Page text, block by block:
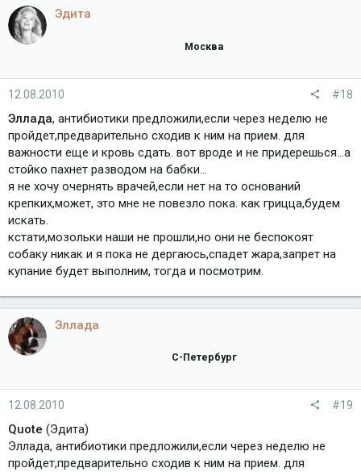
Эдита
Москва
12.08.2010 #18
Эллада, антибиотики предложили,если через неделю не
пройдет,предварительно сходив к ним на прием. для
важности еще и кровь сдать. вот вроде и не придерешься...а
стойко пахнет разводом на бабки...
я не хочу очернять врачей,если нет на то оснований
крепких,может, это мне не повезло пока. как грицца,будем
искать.
кстати,мозольки наши не прошли,но они не беспокоят
собаку никак и я пока не дергаюсь,спадет жара,запрет на
купание будет выполним, тогда и посмотрим.
Эллада
С-Петербург
12.08.2010 #19
Quote (Эдита)
Эллада, антибиотики предложили,если через неделю не
пройдет,предварительно сходив к ним на прием. для